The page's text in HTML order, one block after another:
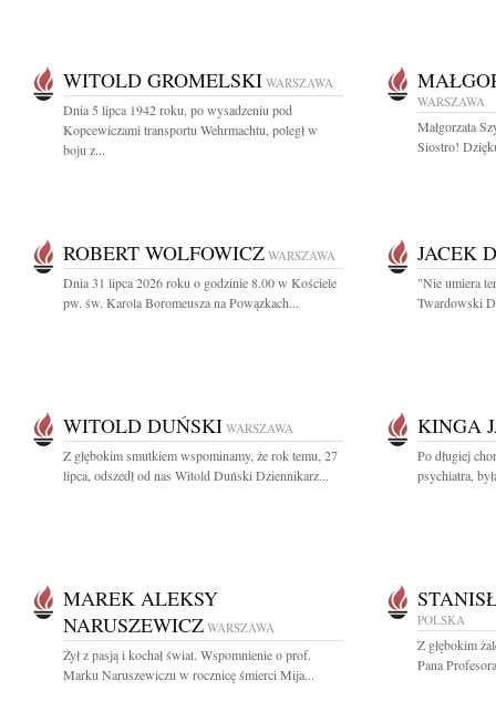
WITOLD GROMELSKI WARSZAWA
Dnia 5 lipca 1942 roku, po wysadzeniu pod
Kopcewiczami transportu Wehrmachtu, poległ w
boju z...
WARSZAWA
Małgorzata
Siostro!
ROBERT WOLFOWICZ WARSZAWA
Dnia 31 lipca 2026 roku o godzinie 8.00 w Kościele
pw. św. Karola Boromeusza na Powązkach...
JACEK
"Nie umiera
Twardowski
WITOLD DUŃSKI WARSZAWA
Z głębokim smutkiem wspominamy, że rok temu, 27
lipca, odszedł od nas Witold Duński Dziennikarz...
KINGA
Po długiej
psychiatra,
MAREK ALEKSY
NARUSZEWICZ WARSZAWA
Żył z pasją i kochał świat. Wspomnienie o prof.
Marku Naruszewiczu w rocznicę śmierci Mija...
POLSKA
Z głębokim
Pana